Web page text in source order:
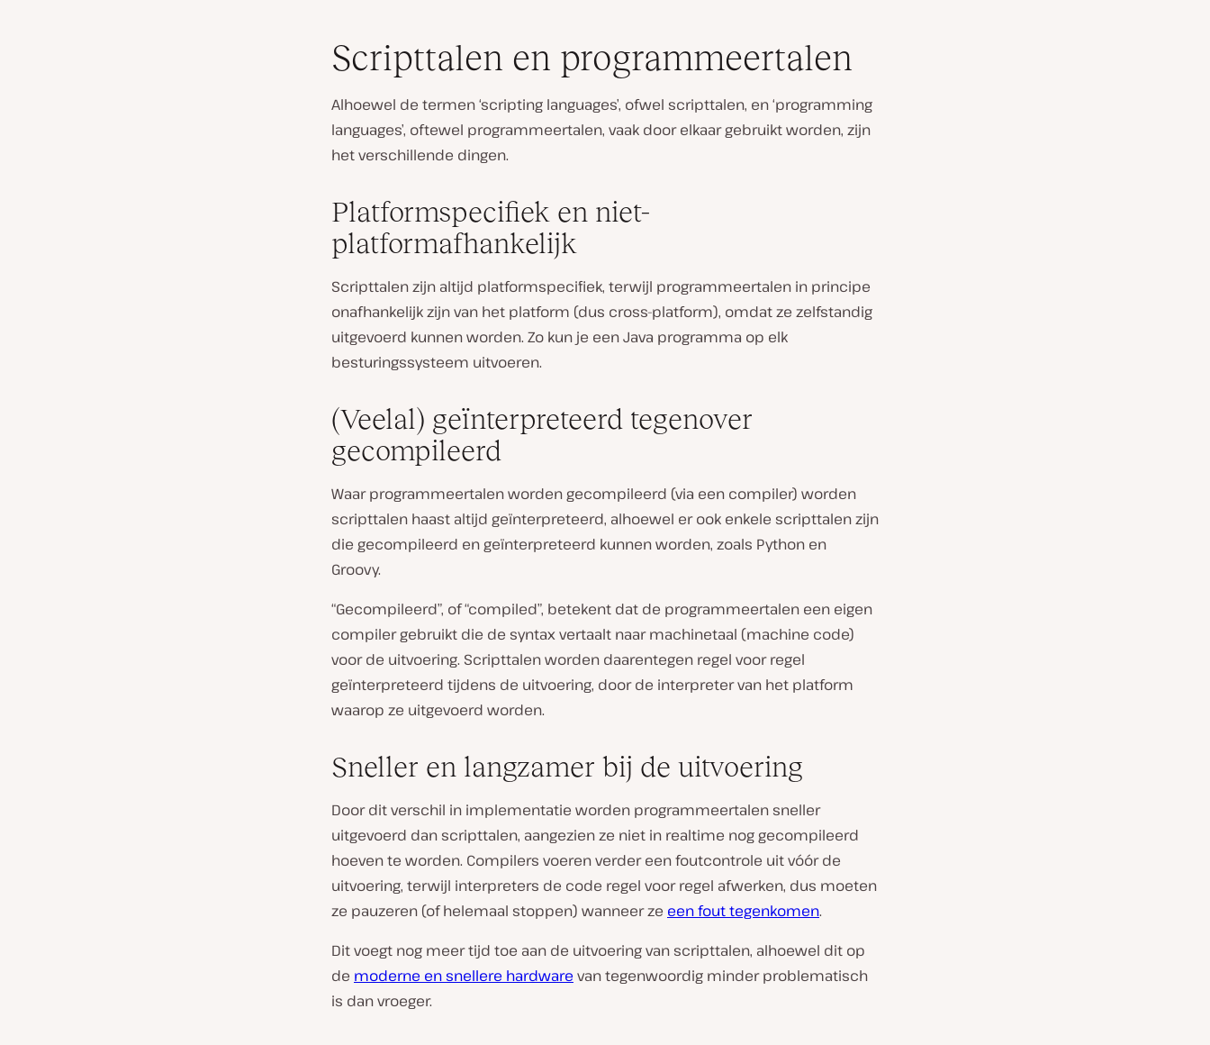
Scripttalen en programmeertalen
Alhoewel de termen ‘scripting languages’, ofwel scripttalen, en ‘programming
languages’, oftewel programmeertalen, vaak door elkaar gebruikt worden, zijn
het verschillende dingen.
Platformspecifiek en niet-
platformafhankelijk
Scripttalen zijn altijd platformspecifiek, terwijl programmeertalen in principe
onafhankelijk zijn van het platform (dus cross-platform), omdat ze zelfstandig
uitgevoerd kunnen worden. Zo kun je een Java programma op elk
besturingssysteem uitvoeren.
(Veelal) geïnterpreteerd tegenover
gecompileerd
Waar programmeertalen worden gecompileerd (via een compiler) worden
scripttalen haast altijd geïnterpreteerd, alhoewel er ook enkele scripttalen zijn
die gecompileerd en geïnterpreteerd kunnen worden, zoals Python en
Groovy.
“Gecompileerd”, of “compiled”, betekent dat de programmeertalen een eigen
compiler gebruikt die de syntax vertaalt naar machinetaal (machine code)
voor de uitvoering. Scripttalen worden daarentegen regel voor regel
geïnterpreteerd tijdens de uitvoering, door de interpreter van het platform
waarop ze uitgevoerd worden.
Sneller en langzamer bij de uitvoering
Door dit verschil in implementatie worden programmeertalen sneller
uitgevoerd dan scripttalen, aangezien ze niet in realtime nog gecompileerd
hoeven te worden. Compilers voeren verder een foutcontrole uit vóór de
uitvoering, terwijl interpreters de code regel voor regel afwerken, dus moeten
ze pauzeren (of helemaal stoppen) wanneer ze een fout tegenkomen.
Dit voegt nog meer tijd toe aan de uitvoering van scripttalen, alhoewel dit op
de moderne en snellere hardware van tegenwoordig minder problematisch
is dan vroeger.